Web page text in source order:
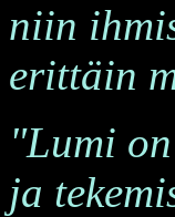
niin
erittäin
"Lumi
ja